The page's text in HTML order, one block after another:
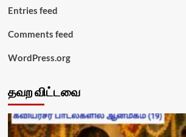
Entries feed
Comments feed
WordPress.org
தவற விட்டவை